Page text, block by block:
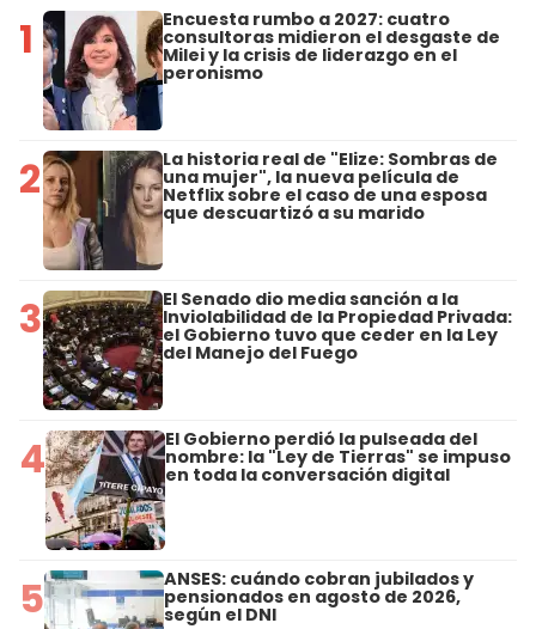
1 Encuesta rumbo a 2027: cuatro
consultoras midieron el desgaste de
Milei y la crisis de liderazgo en el
peronismo
2 La historia real de "Elize: Sombras de
una mujer", la nueva película de
Netflix sobre el caso de una esposa
que descuartizó a su marido
3 El Senado dio media sanción a la
Inviolabilidad de la Propiedad Privada:
el Gobierno tuvo que ceder en la Ley
del Manejo del Fuego
4 El Gobierno perdió la pulseada del
nombre: la "Ley de Tierras" se impuso
en toda la conversación digital
5 ANSES: cuándo cobran jubilados y
pensionados en agosto de 2026,
según el DNI